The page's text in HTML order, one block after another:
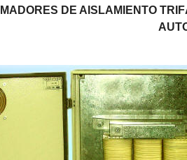
DE AISLAMIENTO